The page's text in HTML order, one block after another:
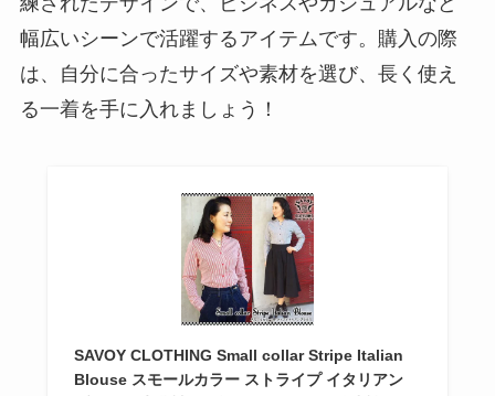
幅広いシーンで活躍するアイテムです。購入の際
は、自分に合ったサイズや素材を選び、長く使え
る一着を手に入れましょう！
SAVOY CLOTHING Small collar Stripe Italian
Blouse スモールカラー ストライプ イタリアン